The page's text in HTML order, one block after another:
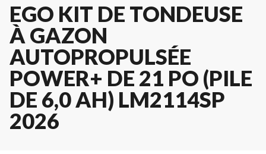
EGO KIT DE TONDEUSE
À GAZON
AUTOPROPULSÉE
POWER+ DE 21 PO (PILE
DE 6,0 AH) LM2114SP
2026